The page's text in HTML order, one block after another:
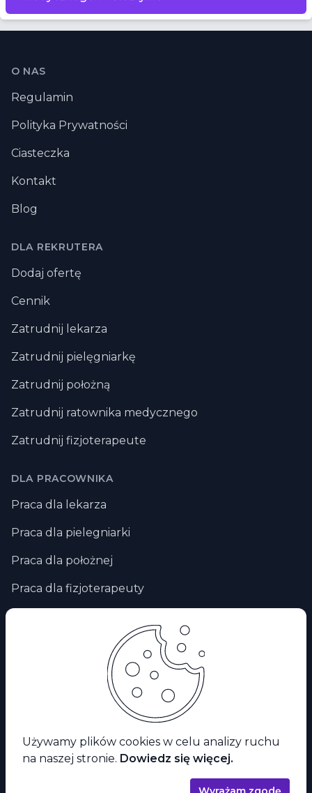
Używamy plików cookies w celu analizy ruchu
na naszej stronie. Dowiedz się więcej.
Stopka
O NAS
Regulamin
Polityka Prywatności
Ciasteczka
Kontakt
Blog
DLA REKRUTERA
Dodaj ofertę
Cennik
Zatrudnij lekarza
Zatrudnij pielęgniarkę
Zatrudnij położną
Zatrudnij ratownika medycznego
Zatrudnij fizjoterapeute
DLA PRACOWNIKA
Praca dla lekarza
Praca dla pielegniarki
Praca dla położnej
Praca dla fizjoterapeuty
Praca dla ratownika medycznego